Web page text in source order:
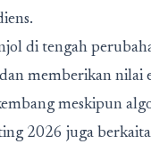
di tengah
memberikan
meskipun
2026 juga